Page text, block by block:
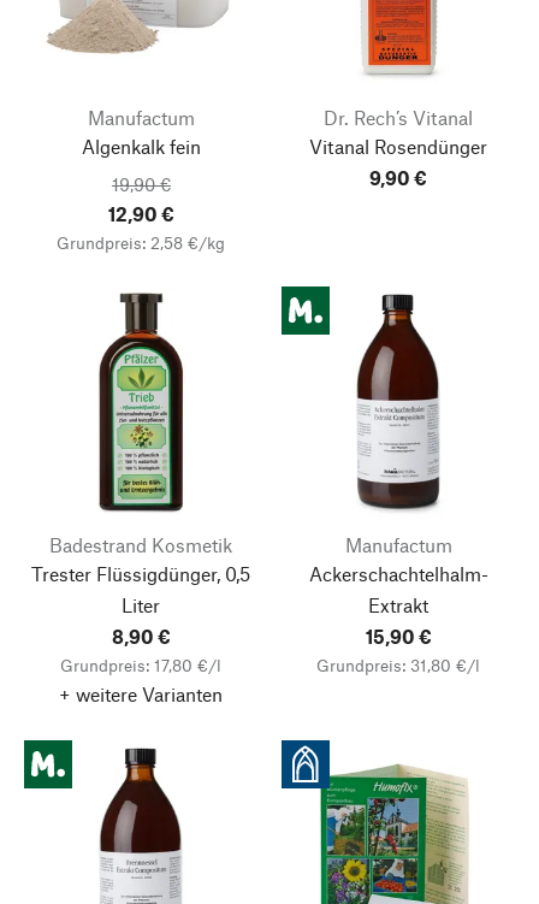
Manufactum
Algenkalk fein
19,90 €
12,90 €
Grundpreis: 2,58 €/kg
Dr. Rech’s Vitanal
Vitanal Rosendünger
9,90 €
Badestrand Kosmetik
Trester Flüssigdünger, 0,5
Liter
8,90 €
Grundpreis: 17,80 €/l
+ weitere Varianten
Manufactum
Ackerschachtelhalm-
Extrakt
15,90 €
Grundpreis: 31,80 €/l